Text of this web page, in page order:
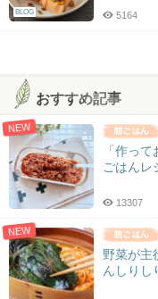
BLOG 5164
おすすめ記事
NEW
「作っ
ごはんレ
13307
NEW
野菜が主
んしりし